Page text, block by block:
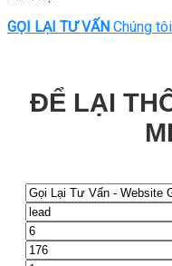
GỌI LẠI TƯ VẤN Chúng
ĐỂ LẠI